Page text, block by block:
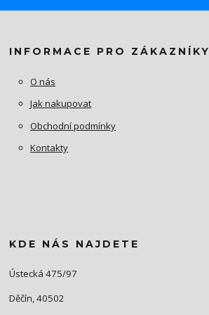
INFORMACE PRO ZÁKAZNÍKY
O nás
Jak nakupovat
Obchodní podmínky
Kontakty
KDE NÁS NAJDETE
Ústecká 475/97
Děčín, 40502